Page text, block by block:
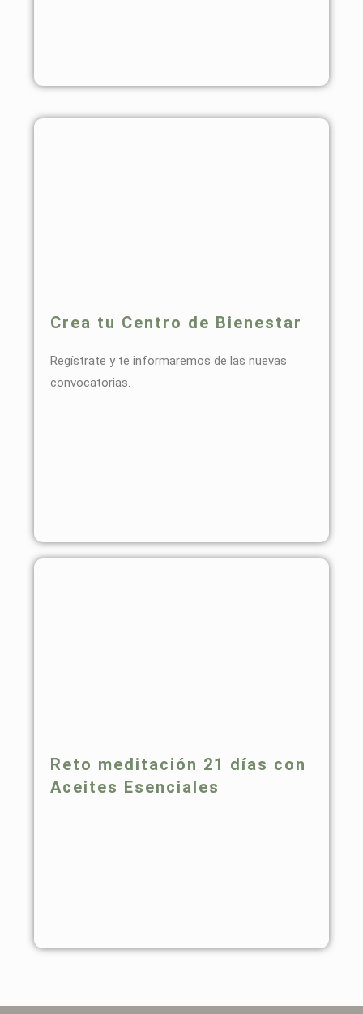
Crea tu Centro de Bienestar
Regístrate y te informaremos de las nuevas
convocatorias.
Reto meditación 21 días con
Aceites Esenciales